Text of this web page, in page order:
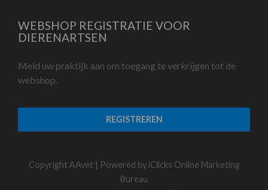
WEBSHOP REGISTRATIE VOOR
DIERENARTSEN
Meld uw praktijk aan om toegang te verkrijgen tot de
webshop.
REGISTREREN
Copyright AAvet | Powered by iClicks Online Marketing
Bureau